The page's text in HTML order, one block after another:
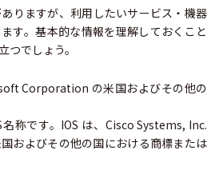
りますが、利用したいサービス・機器
す。基本的な情報を理解しておくこと
つでしょう。
Corporation の米国およびその他の
称です。IOS は、Cisco Systems, Inc.
およびその他の国における商標または